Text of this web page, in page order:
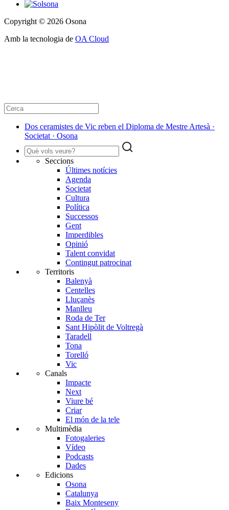
Copyright © 2026 Osona
Amb la tecnologia de OA Cloud
Dos ceramistes de Vic reben el Diploma de Mestre Artesà ·
Societat · Osona
Seccions
Últimes notícies
Agenda
Societat
Cultura
Política
Successos
Gent
Imperdibles
Opinió
Talent convidat
Contingut patrocinat
Territoris
Balenyà
Centelles
Lluçanès
Manlleu
Roda de Ter
Sant Hipòlit de Voltregà
Taradell
Tona
Torelló
Vic
Canals
Impacte
Next
Viure bé
Criar
El món de la tele
Multimèdia
Fotogaleries
Vídeo
Podcasts
Dades
Edicions
Osona
Catalunya
Baix Monteseny